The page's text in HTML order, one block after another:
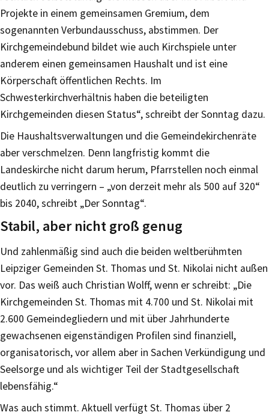
Projekte in einem gemeinsamen Gremium, dem
sogenannten Verbundausschuss, abstimmen. Der
Kirchgemeindebund bildet wie auch Kirchspiele unter
anderem einen gemeinsamen Haushalt und ist eine
Körperschaft öffentlichen Rechts. Im
Schwesterkirchverhältnis haben die beteiligten
Kirchgemeinden diesen Status“, schreibt der Sonntag dazu.
Die Haushaltsverwaltungen und die Gemeindekirchenräte
aber verschmelzen. Denn langfristig kommt die
Landeskirche nicht darum herum, Pfarrstellen noch einmal
deutlich zu verringern – „von derzeit mehr als 500 auf 320“
bis 2040, schreibt „Der Sonntag“.
Stabil, aber nicht groß genug
Und zahlenmäßig sind auch die beiden weltberühmten
Leipziger Gemeinden St. Thomas und St. Nikolai nicht außen
vor. Das weiß auch Christian Wolff, wenn er schreibt: „Die
Kirchgemeinden St. Thomas mit 4.700 und St. Nikolai mit
2.600 Gemeindegliedern und mit über Jahrhunderte
gewachsenen eigenständigen Profilen sind finanziell,
organisatorisch, vor allem aber in Sachen Verkündigung und
Seelsorge und als wichtiger Teil der Stadtgesellschaft
lebensfähig.“
Was auch stimmt. Aktuell verfügt St. Thomas über 2